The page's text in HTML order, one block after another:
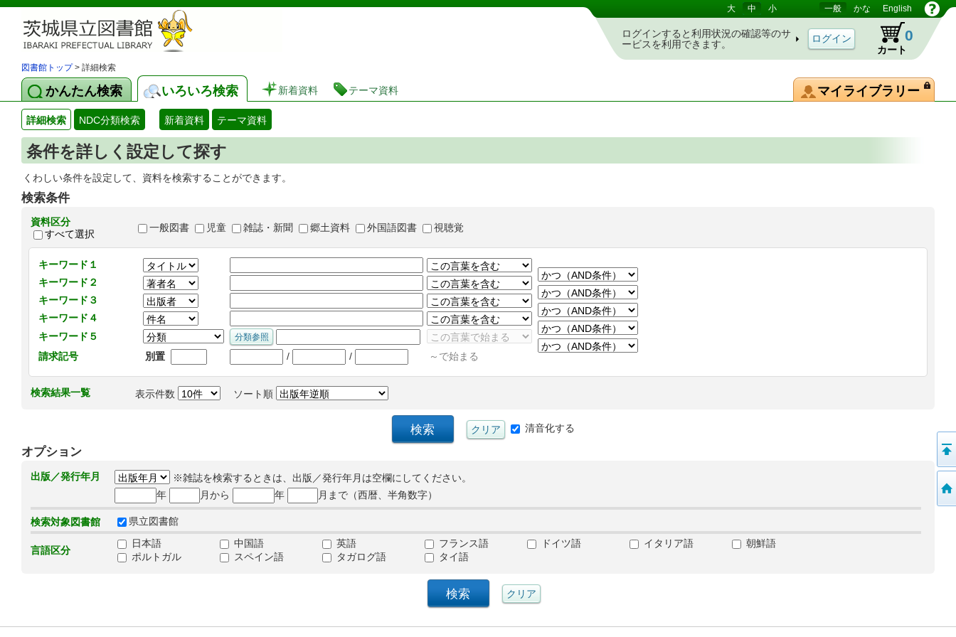
茨城県立図書館 蔵書検索・予約システム 大 中 小 一般 かな English
ログインすると利用状況の確認等のサ
ービスを利用できます。
カート
0
図書館トップ> 詳細検索
かんたん検索 いろいろ検索 新着資料 テーマ資料 マイライブラリー
詳細検索 NDC分類検索 新着資料 テーマ資料
条件を詳しく設定して探す
くわしい条件を設定して、資料を検索することができます。
検索条件
資料区分
すべて選択
一般図書 児童 雑誌・新聞 郷土資料 外国語図書 視聴覚
キーワード１
キーワード２
キーワード３
キーワード４
キーワード５
請求記号
別置 / / ～で始まる
検索結果一覧 表示件数 ソート順
清音化する
オプション
出版／発行年月
※雑誌を検索するときは、出版／発行年月は空欄にしてください。
年
月から 年 月まで（西暦、半角数字）
検索対象図書館 県立図書館
言語区分
日本語 中国語 英語 フランス語 ドイツ語 イタリア語
朝鮮語
ポルトガル
スペイン語 タガログ語 タイ語